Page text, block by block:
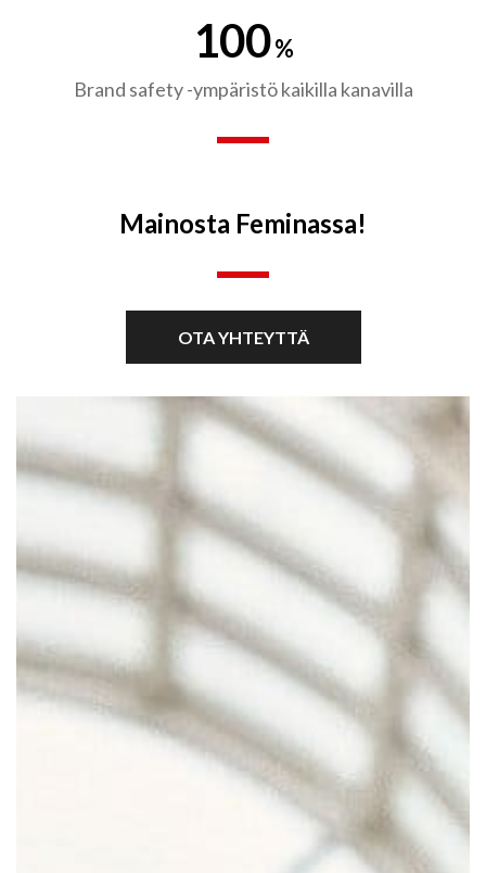
100%
Brand safety -ympäristö kaikilla kanavilla
Mainosta Feminassa!
OTA YHTEYTTÄ